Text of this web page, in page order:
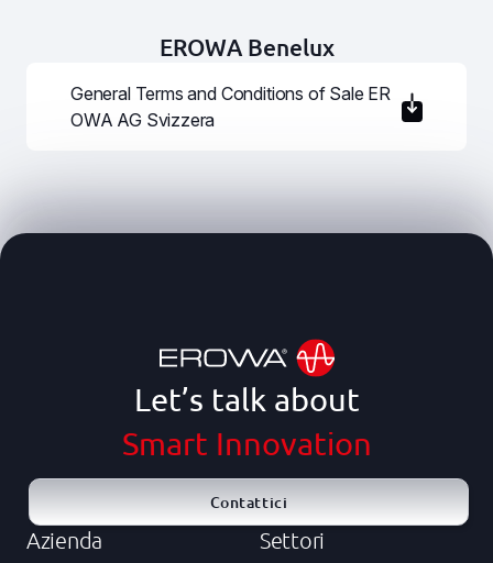
EROWA Benelux
General Terms and Conditions of Sale ER
OWA AG Svizzera
Let’s talk about
Smart Innovation
Contattici
Azienda Settori